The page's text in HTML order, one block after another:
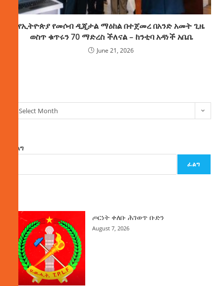
የኢትዮጵያ የመሶብ ዲጂታል ማዕከል በተጀመረ በአንድ አመት ጊዜ
ወስጥ ቁጥሩን 70 ማድረስ ችለናል – ከንቲባ አዳነች አቤቤ
June 21, 2026
Select Month
ፈልግ
ፈልግ
ጦርነት ቀለቡ ሕገወጥ ቡድን
August 7, 2026